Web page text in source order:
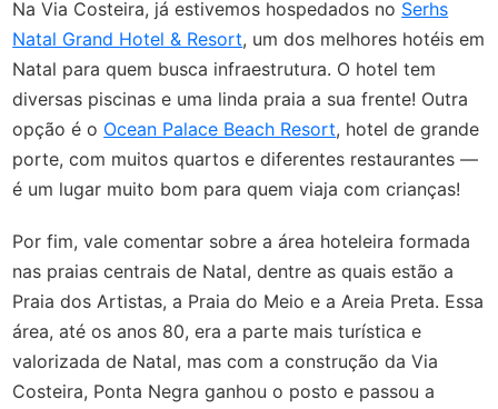
Na Via Costeira, já estivemos hospedados no Serhs
Natal Grand Hotel & Resort, um dos melhores hotéis em
Natal para quem busca infraestrutura. O hotel tem
diversas piscinas e uma linda praia a sua frente! Outra
opção é o Ocean Palace Beach Resort, hotel de grande
porte, com muitos quartos e diferentes restaurantes —
é um lugar muito bom para quem viaja com crianças!
Por fim, vale comentar sobre a área hoteleira formada
nas praias centrais de Natal, dentre as quais estão a
Praia dos Artistas, a Praia do Meio e a Areia Preta. Essa
área, até os anos 80, era a parte mais turística e
valorizada de Natal, mas com a construção da Via
Costeira, Ponta Negra ganhou o posto e passou a